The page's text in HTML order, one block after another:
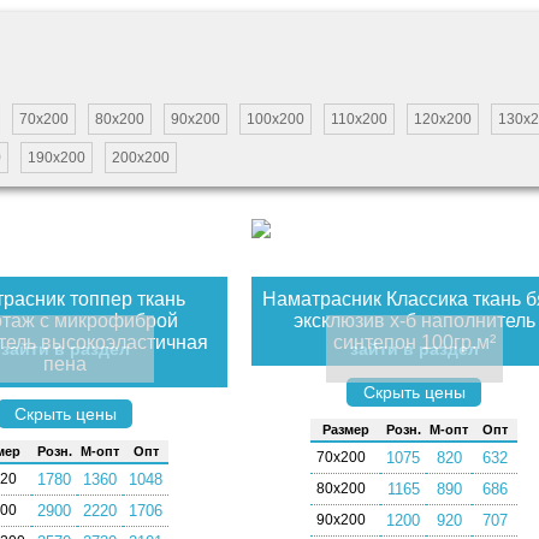
70х200 80х200 90х200 100х200 110х200 120х200
190х200 200х200
топпер ткань
с микрофиброй
высокоэластичная
пена
зайти в раздел
Скрыть цены
Розн. М-опт Опт
1780 1360 1048
2900 2220 1706
Наматрасник Классика ткань
эксклюзив х-б наполнитель
синтепон 100гр.м²
зайти в раздел
Скрыть цены
Раз­мер Розн. М-опт Опт
70х200 1075 820 632
80х200 1165 890 686
90х200 1200 920 707